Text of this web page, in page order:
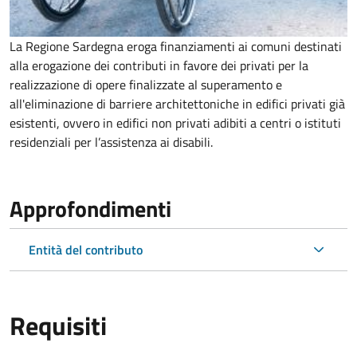
La Regione Sardegna eroga finanziamenti ai comuni destinati
alla erogazione dei contributi in favore dei privati per la
realizzazione di opere finalizzate al superamento e
all'eliminazione di barriere architettoniche in edifici privati già
esistenti, ovvero in edifici non privati adibiti a centri o istituti
residenziali per l’assistenza ai disabili.
Approfondimenti
Entità del contributo
Requisiti